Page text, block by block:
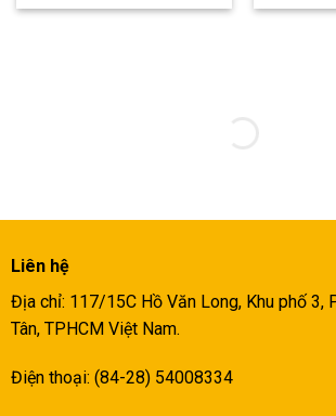
Liên hệ
Địa chỉ: 117/15C Hồ Văn Long, Khu phố 3,
Tân, TPHCM Việt Nam.
Điện thoại: (84-28) 54008334